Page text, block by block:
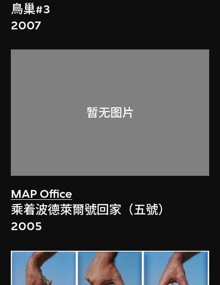
鳥巢#3
2007
MAP Office
乘着波德萊爾號回家（五號）
2005